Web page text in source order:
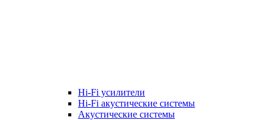
Hi-Fi усилители
Hi-Fi акустические системы
Акустические системы